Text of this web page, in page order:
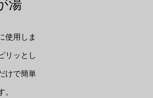
湯
使用しま
リッとし
けで簡単
。